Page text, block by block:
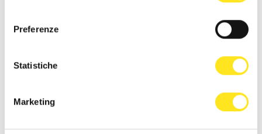
Preferenze
Statistiche
Marketing
PALAZZO DEGLI ANTOCI – MAISON DE CHARME